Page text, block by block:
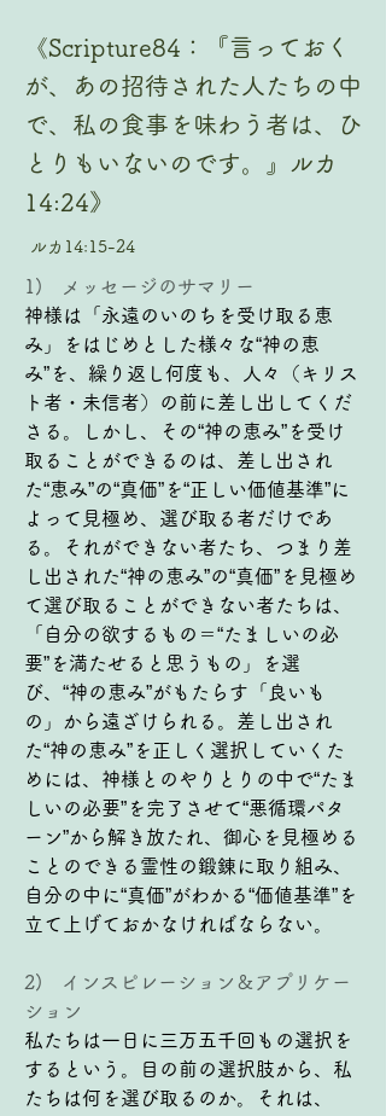
《Scripture84：『言っておく
が、あの招待された人たちの中
で、私の食事を味わう者は、ひ
とりもいないのです。』ルカ
14:24》
ルカ14:15-24
1)   メッセージのサマリー
神様は「永遠のいのちを受け取る恵
み」をはじめとした様々な“神の恵
み”を、繰り返し何度も、人々（キリス
ト者・未信者）の前に差し出してくだ
さる。しかし、その“神の恵み”を受け
取ることができるのは、差し出され
た“恵み”の“真価”を“正しい価値基準”に
よって見極め、選び取る者だけであ
る。それができない者たち、つまり差
し出された“神の恵み”の“真価”を見極め
て選び取ることができない者たちは、
「自分の欲するもの＝“たましいの必
要”を満たせると思うもの」を選
び、“神の恵み”がもたらす「良いも
の」から遠ざけられる。差し出され
た“神の恵み”を正しく選択していくた
めには、神様とのやりとりの中で“たま
しいの必要”を完了させて“悪循環パタ
ーン”から解き放たれ、御心を見極める
ことのできる霊性の鍛錬に取り組み、
自分の中に“真価”がわかる“価値基準”を
立て上げておかなければならない。
2)   インスピレーション＆アプリケー
ション
私たちは一日に三万五千回もの選択を
するという。目の前の選択肢から、私
たちは何を選び取るのか。それは、